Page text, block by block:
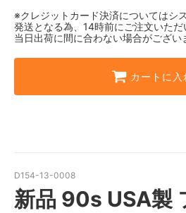
※クレジットカード決済についてはシ
発送となる為、14時前にご注文いた
当日出荷に間に合わない場合がござい
カートに入
D154-13-0008
新品 90s USA製